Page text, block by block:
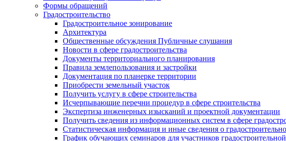
Формы обращений
Градостроительство
Градостроительное зонирование
Архитектура
Общественные обсуждения Публичные слушания
Новости в сфере градостроительства
Документы территориального планирования
Правила землепользования и застройки
Документация по планерке территории
Приобрести земельный участок
Получить услугу в сфере строительства
Исчерпывающие перечни процедур в сфере строительства
Экспертиза инженерных изысканий и проектной документации
Получить сведения из информационных систем в сфере
Статистическая информация и иные сведения о
График обучающих семинаров для участников градостроительной